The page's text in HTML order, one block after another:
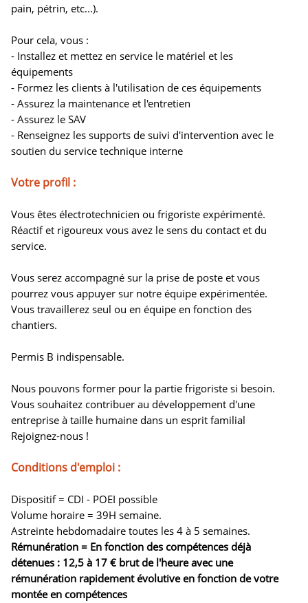
pain, pétrin, etc...).
Pour cela, vous :
- Installez et mettez en service le matériel et les
équipements
- Formez les clients à l'utilisation de ces équipements
- Assurez la maintenance et l'entretien
- Assurez le SAV
- Renseignez les supports de suivi d'intervention avec le
soutien du service technique interne
Votre profil :
Vous êtes électrotechnicien ou frigoriste expérimenté.
Réactif et rigoureux vous avez le sens du contact et du
service.
Vous serez accompagné sur la prise de poste et vous
pourrez vous appuyer sur notre équipe expérimentée.
Vous travaillerez seul ou en équipe en fonction des
chantiers.
Permis B indispensable.
Nous pouvons former pour la partie frigoriste si besoin.
Vous souhaitez contribuer au développement d'une
entreprise à taille humaine dans un esprit familial
Rejoignez-nous !
Conditions d'emploi :
Dispositif = CDI - POEI possible
Volume horaire = 39H semaine.
Astreinte hebdomadaire toutes les 4 à 5 semaines.
Rémunération = En fonction des compétences déjà
détenues : 12,5 à 17 € brut de l'heure avec une
rémunération rapidement évolutive en fonction de votre
montée en compétences